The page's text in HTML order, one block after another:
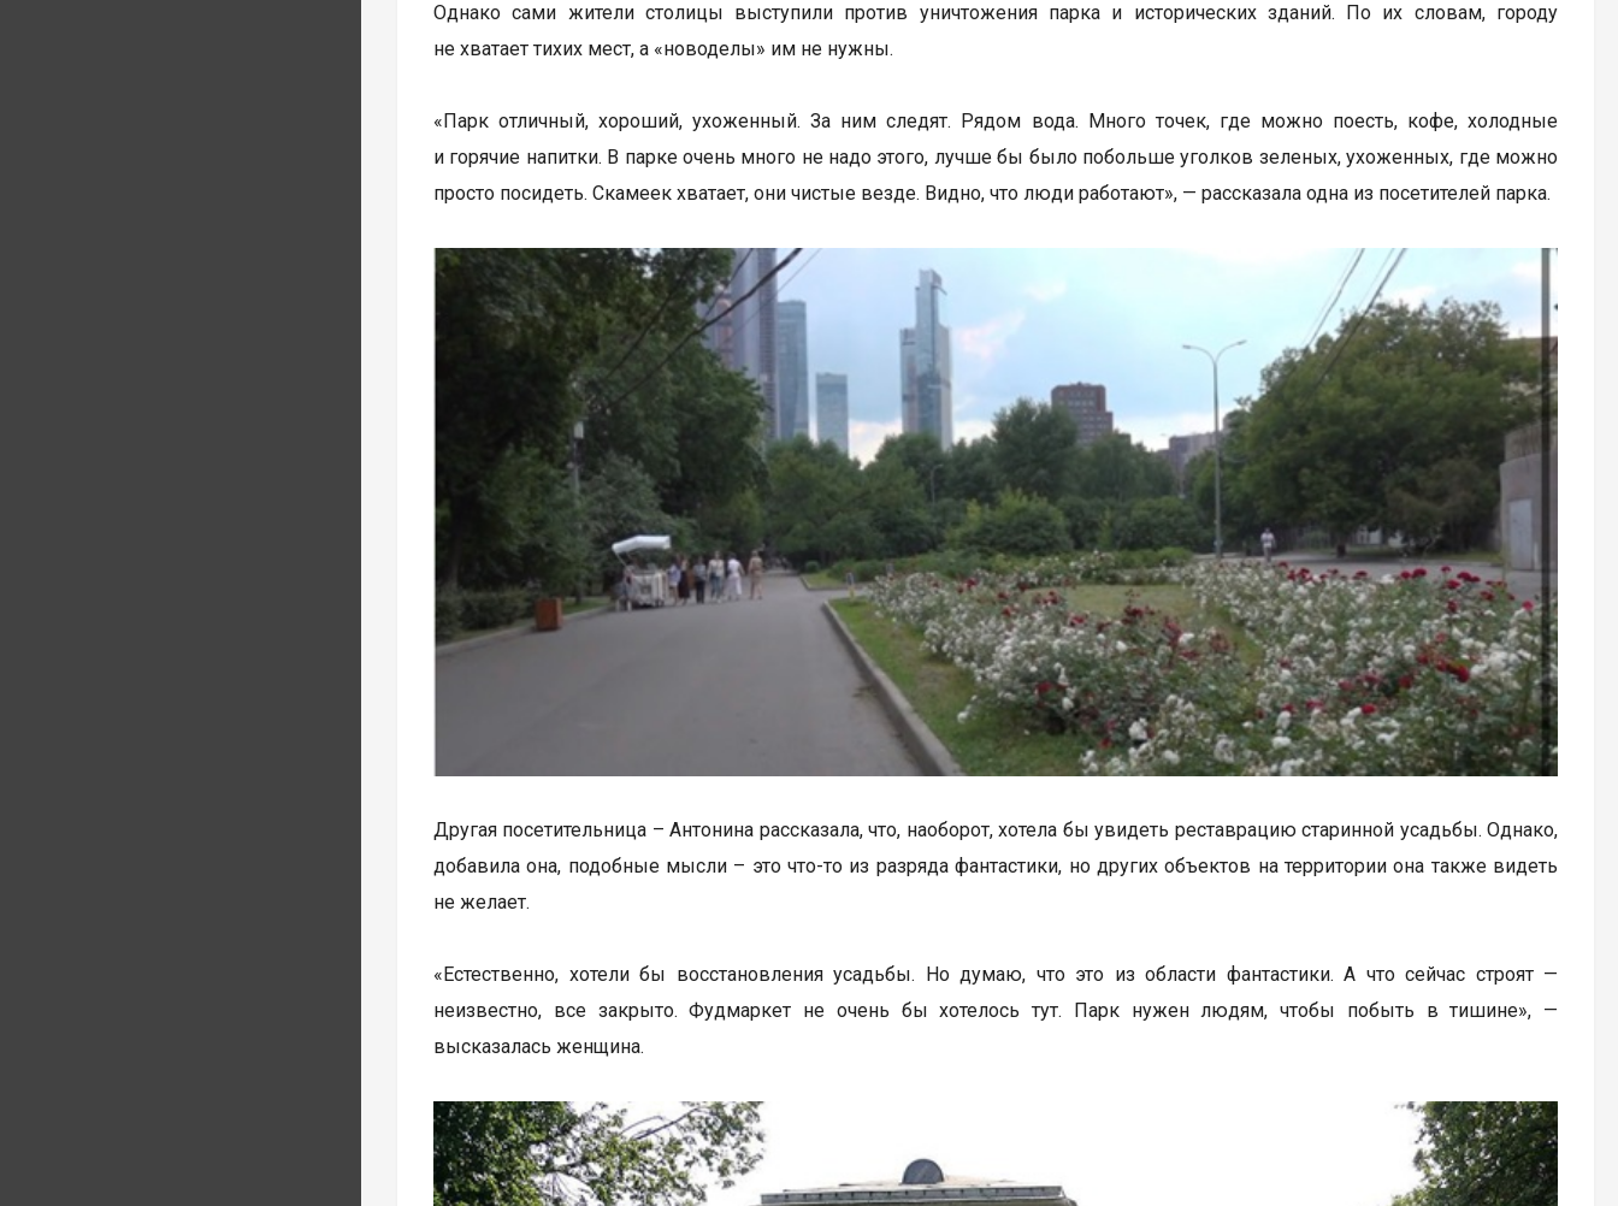
Однако сами жители столицы выступили против уничтожения парка и исторических зданий. По их словам, городу
не хватает тихих мест, а «новоделы» им не нужны.
«Парк отличный, хороший, ухоженный. За ним следят. Рядом вода. Много точек, где можно поесть, кофе, холодные
и горячие напитки. В парке очень много не надо этого, лучше бы было побольше уголков зеленых, ухоженных, где можно
просто посидеть. Скамеек хватает, они чистые везде. Видно, что люди работают», — рассказала одна из посетителей парка.
Другая посетительница – Антонина рассказала, что, наоборот, хотела бы увидеть реставрацию старинной усадьбы. Однако,
добавила она, подобные мысли – это что-то из разряда фантастики, но других объектов на территории она также видеть
не желает.
«Естественно, хотели бы восстановления усадьбы. Но думаю, что это из области фантастики. А что сейчас строят —
неизвестно, все закрыто. Фудмаркет не очень бы хотелось тут. Парк нужен людям, чтобы побыть в тишине», —
высказалась женщина.